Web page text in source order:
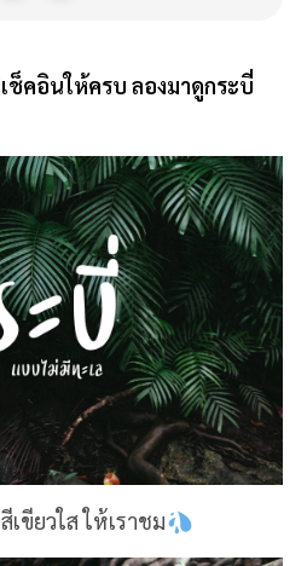
ช็คอินให้ครบ ลองมาดูกระบี่
ขียวใส ให้เราชม